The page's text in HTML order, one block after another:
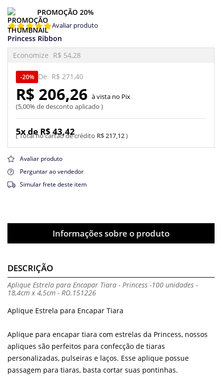
PROMOÇÃO 20%
Avaliar produto
Princess Ribbon
De R$ 271,40
R$ 217,12
Economize R$ 54,28
20%
5x de R$ 43,42
R$ 206,26
5,00% de desconto aplicado
Pix
Avaliar produto
Perguntar ao vendedor
Simular frete deste item
Informações sobre o produto
DESCRIÇÃO
Aplique Estrela para Encapar Tiara - Princess -100 unidades -
18,4cm x 4,5cm - RO.151226
Aplique Estrela para Encapar Tiara
Aplique para encapar tiara com estrelas da Princess, nossos
apliques são perfeitos para confecção de tiaras
personalizadas, pulseiras e laços. Esse aplique possue
passagem para tiaras, basta cortar suas pontinhas.